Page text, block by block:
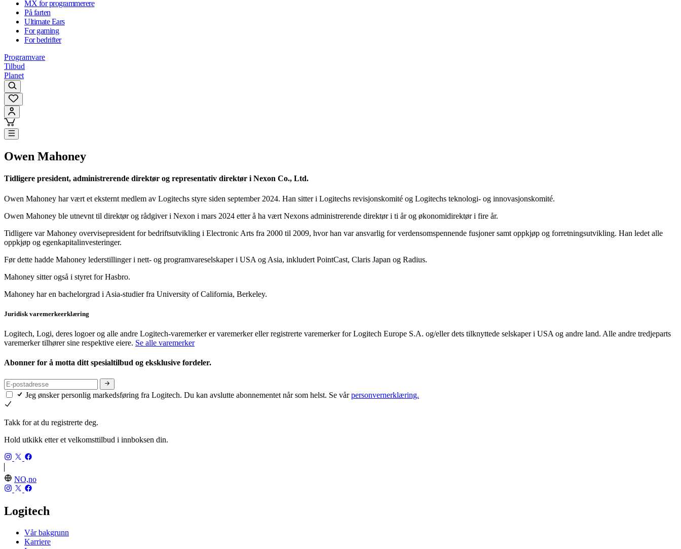
MX for programmerere
På farten
Ultimate Ears
For gaming
For bedrifter
Programvare
Tilbud
Planet
Owen Mahoney
Tidligere president, administrerende direktør og representativ direktør i Nexon Co., Ltd.
Owen Mahoney har vært et eksternt medlem av Logitechs styre siden september 2024. Han sitter i Logitechs revisjonskomité og Logitechs teknologi- og innovasjonskomité.
Owen Mahoney ble utnevnt til direktør og rådgiver i Nexon i mars 2024 etter å ha vært Nexons administrerende direktør i ti år og økonomidirektør i fire år.
Tidligere var Mahoney overvisepresident for bedriftsutvikling i Electronic Arts fra 2000 til 2009, hvor han var ansvarlig for verdensomspennende fusjoner samt oppkjøp og forretningsutvikling. Han ledet alle
oppkjøp og egenkapitalinvesteringer.
Før dette hadde Mahoney lederstillinger i nett- og programvareselskaper i USA og Asia, inkludert PointCast, Claris Japan og Radius.
Mahoney sitter også i styret for Hasbro.
Mahoney har en bachelorgrad i Asia-studier fra University of California, Berkeley.
Juridisk varemerkeerklæring
Logitech, Logi, deres logoer og alle andre Logitech-varemerker er varemerker eller registrerte varemerker for Logitech Europe S.A. og/eller dets tilknyttede selskaper i USA og andre land. Alle andre tredjeparts
varemerker tilhører sine respektive eiere. Se alle varemerker
Abonner for å motta ditt spesialtilbud og eksklusive fordeler.
Jeg ønsker personlig markedsføring fra Logitech. Du kan avslutte abonnementet når som helst. Se vårpersonvernerklæring.
Takk for at du registrerte deg.
Hold utkikk etter et velkomsttilbud i innboksen din.
NO,no
Logitech
Vår bakgrunn
Karriere